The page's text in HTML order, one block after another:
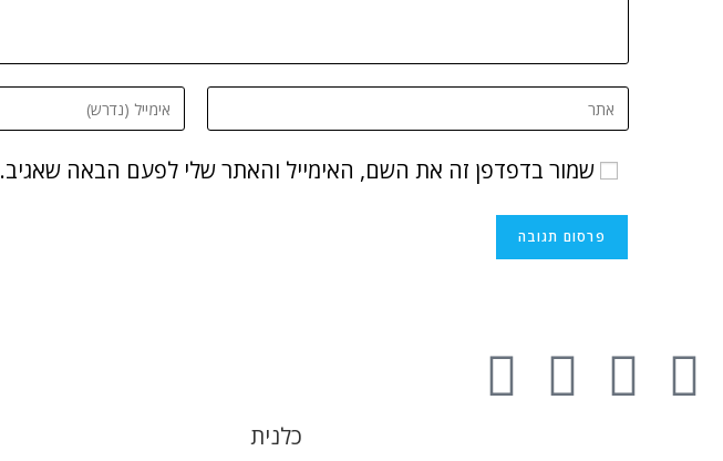
שמור בדפדפן זה את השם, האימייל והאתר שלי לפעם הבאה שאגיב.
כלנית